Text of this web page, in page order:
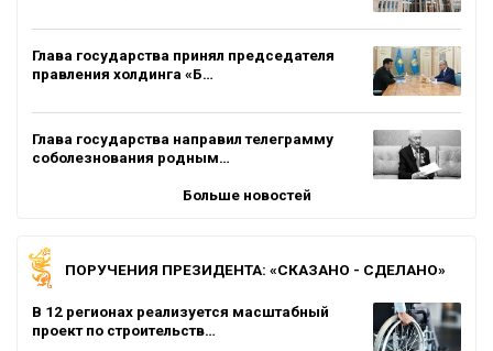
Глава государства принял председателя
правления холдинга «Б…
Глава государства направил телеграмму
соболезнования родным…
Больше новостей
ПОРУЧЕНИЯ ПРЕЗИДЕНТА: «СКАЗАНО - СДЕЛАНО»
В 12 регионах реализуется масштабный
проект по строительств…